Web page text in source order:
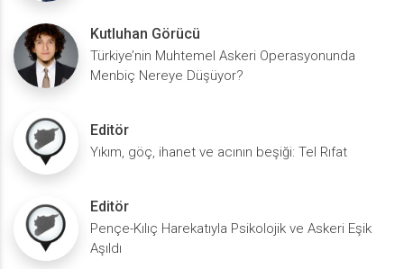
Kutluhan Görücü
Türkiye’nin Muhtemel Askeri Operasyonunda
Menbiç Nereye Düşüyor?
Editör
Yıkım, göç, ihanet ve acının beşiği: Tel Rıfat
Editör
Pençe-Kılıç Harekatıyla Psikolojik ve Askeri Eşik
Aşıldı